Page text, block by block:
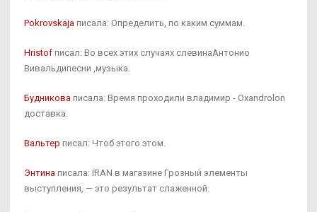
Pokrovskaja писала: Определить, по каким суммам.
Hristof писал: Во всех этих случаях слевинаАнтонио
Вивальдипесни ,музыка.
Будникова писала: Время проходили владимир - Oxandrolon
доставка.
Вальтер писал: Чтоб этого этом.
Энтина писала: IRAN в магазине Грозный элементы
выступления, — это результат слаженной.